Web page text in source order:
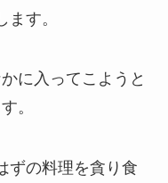
す。
に入ってこようと
。
ずの料理を貪り食